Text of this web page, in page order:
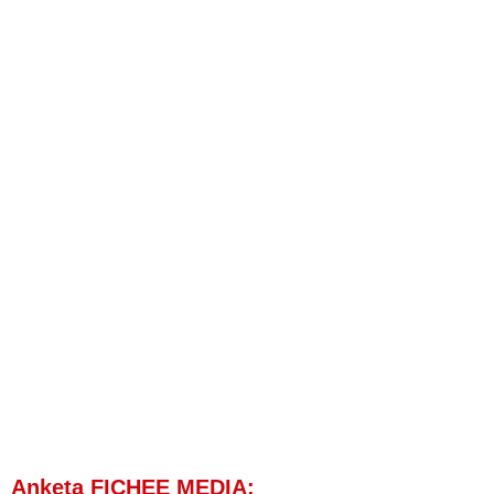
Anketa FICHEE MEDIA: